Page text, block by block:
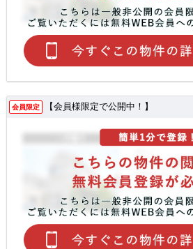
会員限定 【会員様限定で公開中！】